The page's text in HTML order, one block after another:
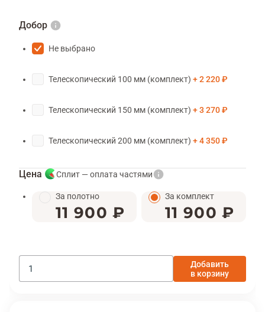
Добор
Не выбрано
Телескопический 100 мм (комплект) 2 220 ₽
Телескопический 150 мм (комплект) 3 270 ₽
Телескопический 200 мм (комплект) 4 350 ₽
Цена Сплит — оплата частями
За полотно
11 900 ₽
За комплект
11 900 ₽
Добавить
в корзину